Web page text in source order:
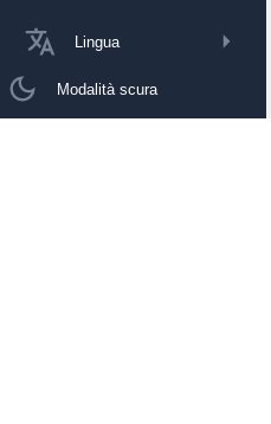
Lingua
Modalità scura